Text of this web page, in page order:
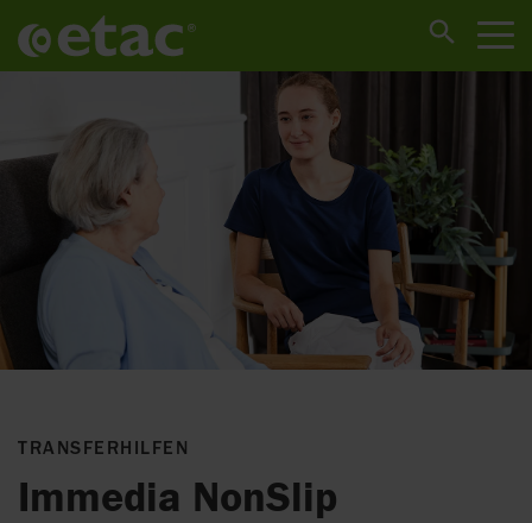
TRANSFERHILFEN
Immedia NonSlip